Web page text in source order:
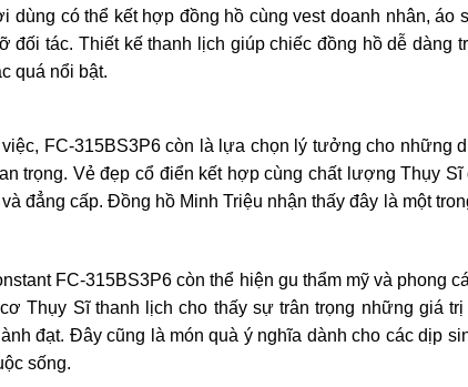
dùng có thể kết hợp đồng hồ cùng vest doanh nhân, áo
đối tác. Thiết kế thanh lịch giúp chiếc đồng hồ dễ dàng
quá nổi bật.
FC-315BS3P6 còn là lựa chọn lý tưởng cho những
trọng. Vẻ đẹp cổ điển kết hợp cùng chất lượng Thụy Sĩ
đẳng cấp. Đồng hồ Minh Triệu nhận thấy đây là một
FC-315BS3P6 còn thể hiện gu thẩm mỹ và phong
Thụy Sĩ thanh lịch cho thấy sự trân trọng những giá trị
đạt. Đây cũng là món quà ý nghĩa dành cho các dịp
sống.